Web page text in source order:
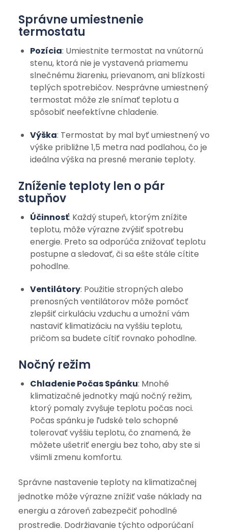
Správne umiestnenie
termostatu
Pozícia: Umiestnite termostat na vnútornú
stenu, ktorá nie je vystavená priamemu
slnečnému žiareniu, prievanom, ani blízkosti
teplých spotrebičov. Nesprávne umiestnený
termostat môže zle snímať teplotu a
spôsobiť neefektívne chladenie.
Výška: Termostat by mal byť umiestnený vo
výške približne 1,5 metra nad podlahou, čo je
ideálna výška na presné meranie teploty.
Zníženie teploty len o pár
stupňov
Účinnosť: Každý stupeň, ktorým znížite
teplotu, môže výrazne zvýšiť spotrebu
energie. Preto sa odporúča znižovať teplotu
postupne a sledovať, či sa ešte stále cítite
pohodlne.
Ventilátory: Použitie stropných alebo
prenosných ventilátorov môže pomôcť
zlepšiť cirkuláciu vzduchu a umožní vám
nastaviť klimatizáciu na vyššiu teplotu,
pričom sa budete cítiť rovnako pohodlne.
Nočný režim
Chladenie Počas Spánku: Mnohé
klimatizačné jednotky majú nočný režim,
ktorý pomaly zvyšuje teplotu počas noci.
Počas spánku je ľudské telo schopné
tolerovať vyššiu teplotu, čo znamená, že
môžete ušetriť energiu bez toho, aby ste si
všimli zmenu komfortu.
Správne nastavenie teploty na klimatizačnej
jednotke môže výrazne znížiť vaše náklady na
energiu a zároveň zabezpečiť pohodlné
prostredie. Dodržiavanie týchto odporúčaní